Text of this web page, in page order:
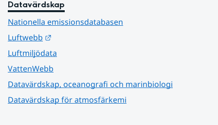
Datavärdskap
Nationella emissionsdatabasen
Luftwebb
Luftmiljödata
VattenWebb
Datavärdskap, oceanografi och marinbiologi
Datavärdskap för atmosfärkemi